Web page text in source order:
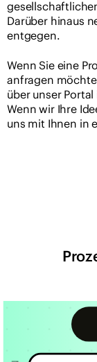
Darüber hinaus
entgegen.
Wenn Sie eine
anfragen
über unser
Wenn wir Ihre
uns mit Ihnen in